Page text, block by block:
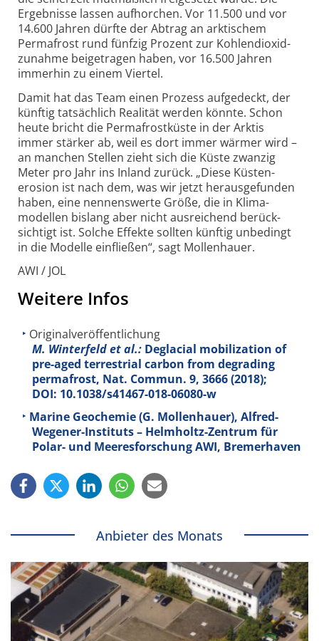
Ergebnisse lassen aufhorchen. Vor 11.500 und vor
14.600 Jahren dürfte der Abtrag an arktischem
Perma­frost rund fünfzig Prozent zur Kohlen­dioxid­
zunahme beigetragen haben, vor 16.500 Jahren
immerhin zu einem Viertel.
Damit hat das Team einen Prozess aufgedeckt, der
künftig tatsächlich Realität werden könnte. Schon
heute bricht die Perma­frostküste in der Arktis
immer stärker ab, weil es dort immer wärmer wird –
an manchen Stellen zieht sich die Küste zwanzig
Meter pro Jahr ins Inland zurück. „Diese Küsten­
erosion ist nach dem, was wir jetzt heraus­gefunden
haben, eine nennens­werte Größe, die in Klima­
modellen bislang aber nicht ausreichend berück­
sichtigt ist. Solche Effekte sollten künftig unbedingt
in die Modelle einfließen“, sagt Mollen­hauer.
AWI / JOL
Weitere Infos
Originalveröffentlichung
M. Winterfeld et al.: Deglacial mobilization of
pre-aged terrestrial carbon from degrading
permafrost, Nat. Commun. 9, 3666 (2018);
DOI: 10.1038/s41467-018-06080-w
Marine Geochemie (G. Mollenhauer), Alfred-
Wegener-Instituts – Helmholtz-Zentrum für
Polar- und Meeresforschung AWI, Bremerhaven
Anbieter des Monats